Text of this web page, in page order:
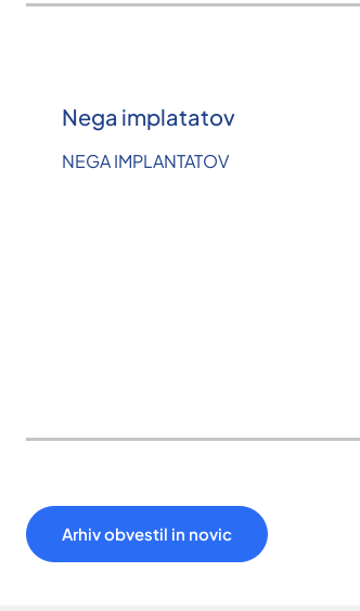
Nega implatatov
NEGA IMPLANTATOV
Arhiv obvestil in novic